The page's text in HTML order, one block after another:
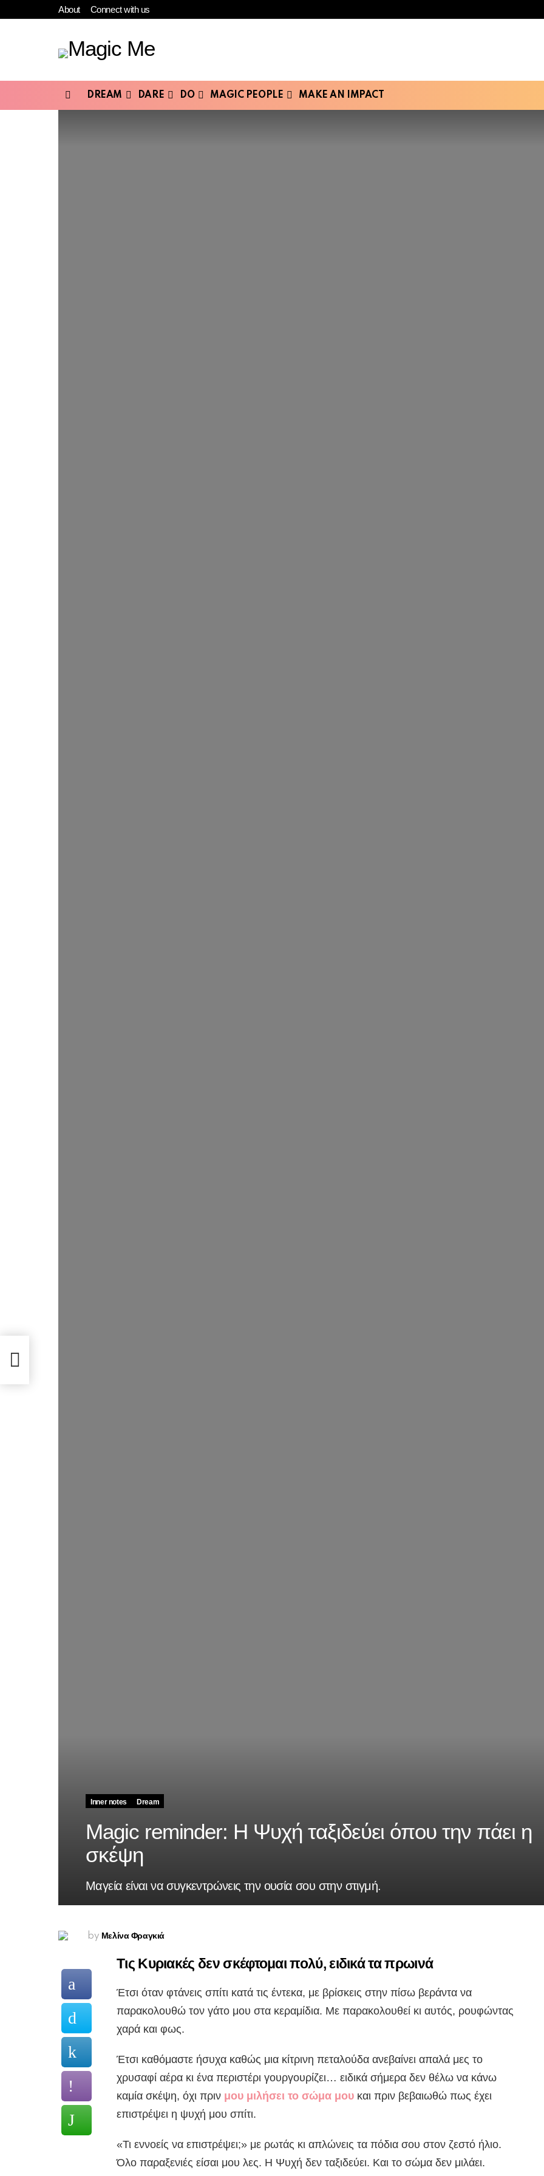
About Connect with us
DREAM DARE DO MAGIC PEOPLE MAKE AN IMPACT
Inner notes Dream
Magic reminder: Η Ψυχή ταξιδεύει όπου την πάει η
σκέψη
Μαγεία είναι να συγκεντρώνεις την ουσία σου στην στιγμή.
by Μελίνα Φραγκιά
Τις Κυριακές δεν σκέφτομαι πολύ, ειδικά τα πρωινά
Έτσι όταν φτάνεις σπίτι κατά τις έντεκα, με βρίσκεις στην πίσω βεράντα να
παρακολουθώ τον γάτο μου στα κεραμίδια. Με παρακολουθεί κι αυτός, ρουφώντας
χαρά και φως.
Έτσι καθόμαστε ήσυχα καθώς μια κίτρινη πεταλούδα ανεβαίνει απαλά μες το
χρυσαφί αέρα κι ένα περιστέρι γουργουρίζει… ειδικά σήμερα δεν θέλω να κάνω
καμία σκέψη, όχι πριν μου μιλήσει το σώμα μου και πριν βεβαιωθώ πως έχει
επιστρέψει η ψυχή μου σπίτι.
«Τι εννοείς να επιστρέψει;» με ρωτάς κι απλώνεις τα πόδια σου στον ζεστό ήλιο.
Όλο παραξενιές είσαι μου λες. Η Ψυχή δεν ταξιδεύει. Και το σώμα δεν μιλάει.